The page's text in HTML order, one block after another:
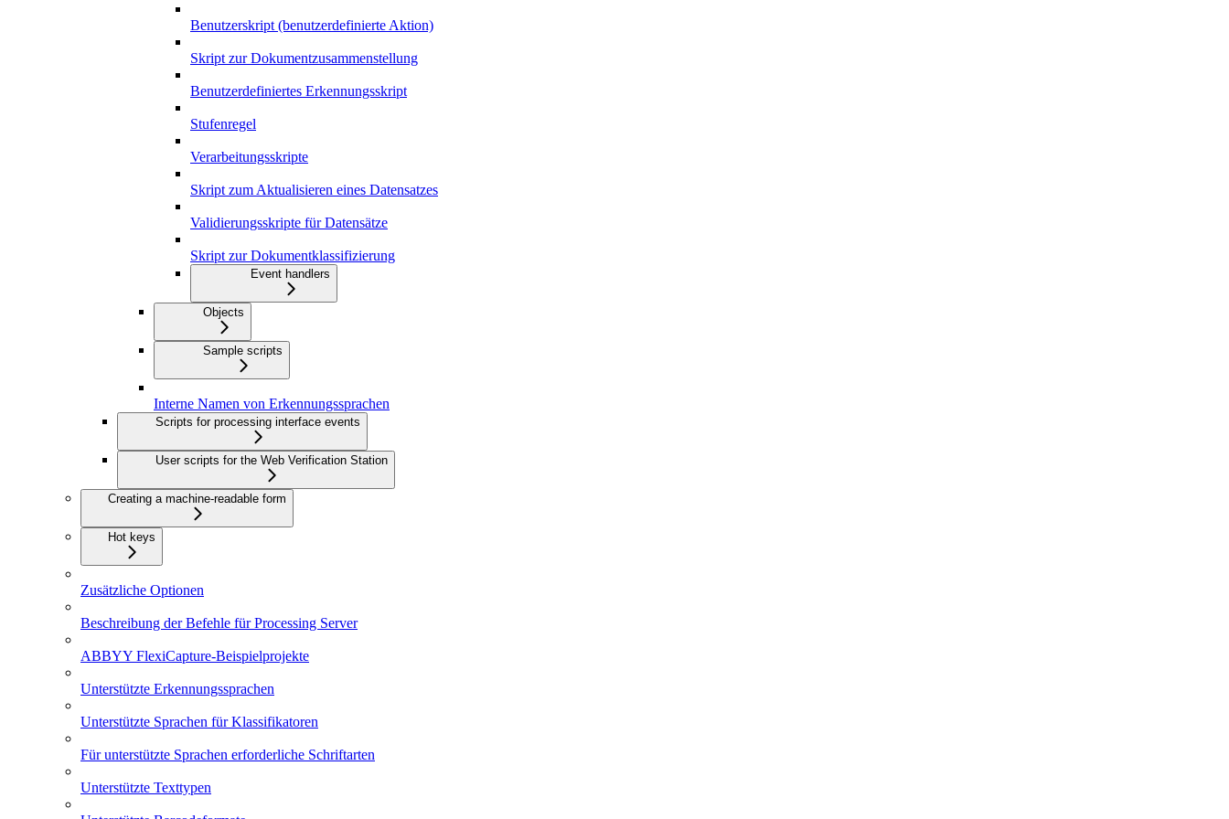
Benutzerskript (benutzerdefinierte Aktion)
Skript zur Dokumentzusammenstellung
Benutzerdefiniertes Erkennungsskript
Stufenregel
Verarbeitungsskripte
Skript zum Aktualisieren eines Datensatzes
Validierungsskripte für Datensätze
Skript zur Dokumentklassifizierung
Event handlers
Objects
Sample scripts
Interne Namen von Erkennungssprachen
Scripts for processing interface events
User scripts for the Web Verification Station
Creating a machine-readable form
Hot keys
Zusätzliche Optionen
Beschreibung der Befehle für Processing Server
ABBYY FlexiCapture-Beispielprojekte
Unterstützte Erkennungssprachen
Unterstützte Sprachen für Klassifikatoren
Für unterstützte Sprachen erforderliche Schriftarten
Unterstützte Texttypen